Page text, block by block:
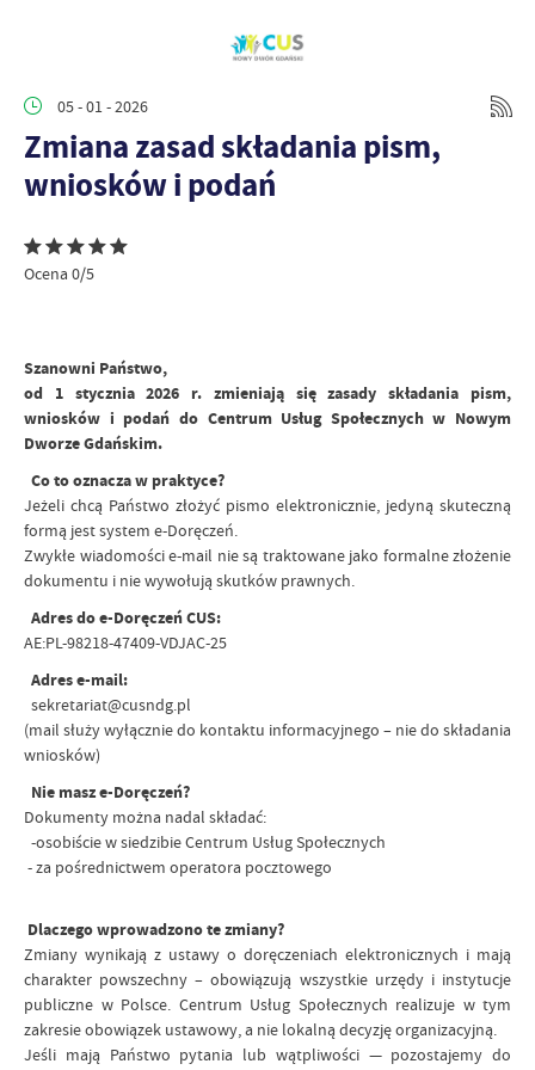
05 - 01 - 2026
Zmiana zasad składania pism,
wniosków i podań
Ocena 0/5
Szanowni Państwo,
od 1 stycznia 2026 r. zmieniają się zasady składania pism,
wniosków i podań do Centrum Usług Społecznych w Nowym
Dworze Gdańskim.
Co to oznacza w praktyce?
Jeżeli chcą Państwo złożyć pismo elektronicznie, jedyną skuteczną
formą jest system e-Doręczeń.
Zwykłe wiadomości e-mail nie są traktowane jako formalne złożenie
dokumentu i nie wywołują skutków prawnych.
Adres do e-Doręczeń CUS:
AE:PL-98218-47409-VDJAC-25
Adres e-mail:
sekretariat@cusndg.pl
(mail służy wyłącznie do kontaktu informacyjnego – nie do składania
wniosków)
Nie masz e-Doręczeń?
Dokumenty można nadal składać:
-osobiście w siedzibie Centrum Usług Społecznych
- za pośrednictwem operatora pocztowego
Dlaczego wprowadzono te zmiany?
Zmiany wynikają z ustawy o doręczeniach elektronicznych i mają
charakter powszechny – obowiązują wszystkie urzędy i instytucje
publiczne w Polsce. Centrum Usług Społecznych realizuje w tym
zakresie obowiązek ustawowy, a nie lokalną decyzję organizacyjną.
Jeśli mają Państwo pytania lub wątpliwości — pozostajemy do